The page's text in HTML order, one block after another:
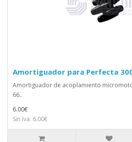
Amortiguador para Perfecta
Amortiguador de acoplamiento
66..
6.00€
Sin Iva: 6.00€